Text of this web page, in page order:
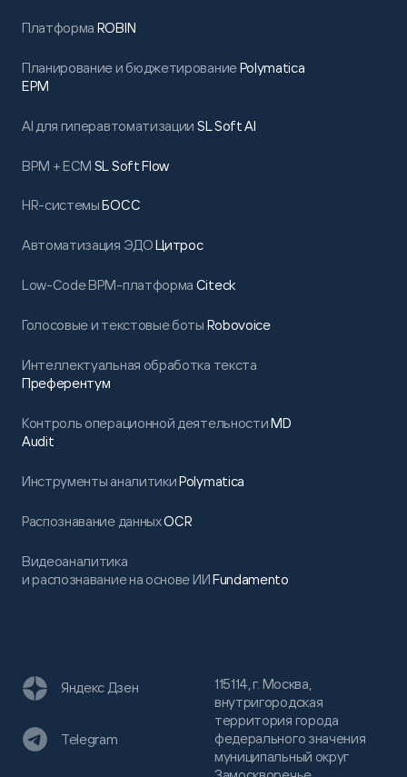
Платформа ROBIN
Планирование и бюджетированиеPolymatica
EPM
AI для гиперавтоматизации SL Soft AI
BPM + ECM SL Soft Flow
HR-системыБОСС
Автоматизация ЭДОЦитрос
Low-Code BPM-платформа Citeck
Голосовые и текстовые боты Robovoice
Интеллектуальная обработка текста
Преферентум
Контроль операционной деятельностиMD
Audit
Инструменты аналитикиPolymatica
Распознавание данныхOCR
Видеоаналитика
и распознавание на основе ИИFundamento
115114, г. Москва,
внутригородская
территория города
федерального значения
муниципальный округ
Яндекс Дзен
Telegram